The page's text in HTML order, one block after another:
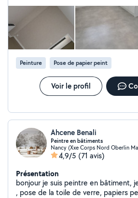
et surtout très aimable. Je recommande
Peinture Pose de papier peint
Voir le profil
Ahcene Benali
Peintre en bâtiments
Nancy (Xxe Corps Nord Oberlin
4,9/5 (71 avis)
Présentation
bonjour je suis peintre en bâtiment,
, pose de la toile de verre, papiers